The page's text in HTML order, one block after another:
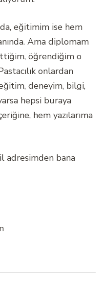
eğitimim ise hem
Ama diplomam
öğrendiğim o
onlardan
deneyim, bilgi,
hepsi buraya
hem yazılarıma
adresimden bana